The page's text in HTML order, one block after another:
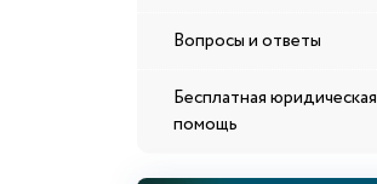
Вопросы и ответы
Бесплатная юридическая
помощь